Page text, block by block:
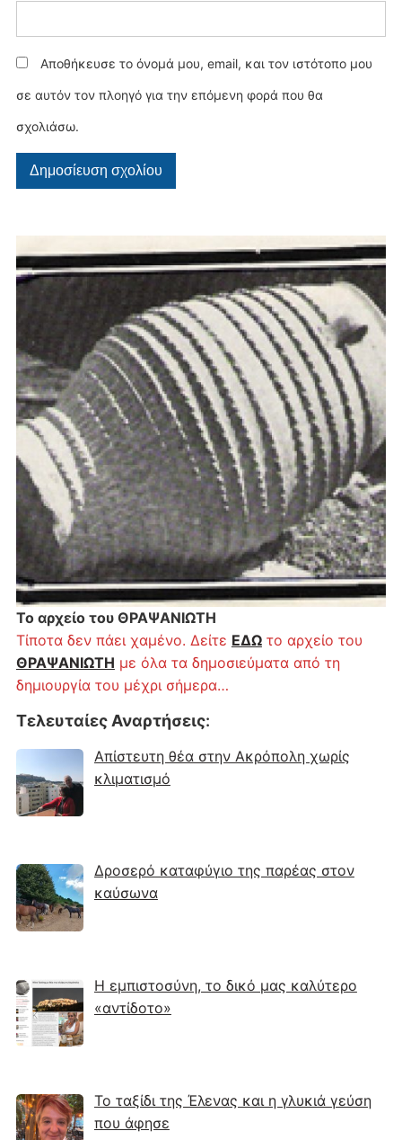
Το αρχείο του ΘΡΑΨΑΝΙΩΤΗ
Τίποτα δεν πάει χαμένο. Δείτε ΕΔΩτο αρχείο του
ΘΡΑΨΑΝΙΩΤΗ με όλα τα δημοσιεύματα από τη
δημιουργία του μέχρι σήμερα…
Τελευταίες Αναρτήσεις:
Απίστευτη θέα στην Ακρόπολη χωρίς
κλιματισμό
Δροσερό καταφύγιο της παρέας στον
καύσωνα
Η εμπιστοσύνη, το δικό μας καλύτερο
«αντίδοτο»
Το ταξίδι της Έλενας και η γλυκιά γεύση
που άφησε
Αποθήκευσε το όνομά μου, email, και τον ιστότοπο μου
σε αυτόν τον πλοηγό για την επόμενη φορά που θα
σχολιάσω.